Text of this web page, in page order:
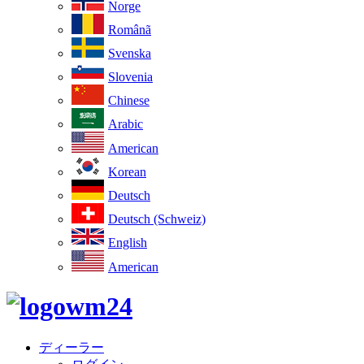
Norge
Românã
Svenska
Slovenia
Chinese
Arabic
American
Korean
Deutsch
Deutsch (Schweiz)
English
American
ディーラー